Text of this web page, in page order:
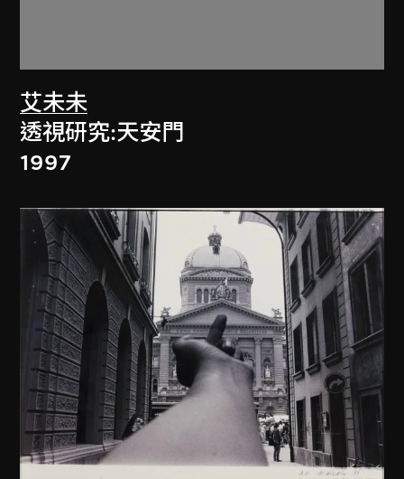
艾未未
透視研究:天安門
1997